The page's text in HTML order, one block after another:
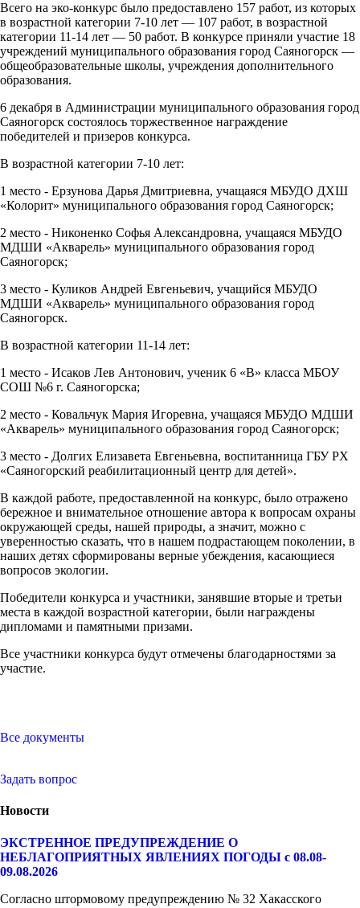
Вceгo на эко-конкурс было предоставлено 157 работ, из которых
в возрастной категории 7-10 лет — 107 работ, в возрастной
категории 11-14 лет — 50 работ. В конкурсе приняли участие 18
учреждений муниципального образования город Саяногорск —
общеобразовательные школы, учреждения дополнительного
образования.
6 декабря в Администрации муниципального образования город
Саяногорск состоялось торжественное награждение
победителей и призеров конкурса.
В возрастной категории 7-10 лет:
1 место - Ерзунова Дарья Дмитриевна, учащаяся МБУДО ДХШ
«Колорит» муниципального образования город Саяногорск;
2 место - Никоненко Софья Александровна, учащаяся МБУДО
МДШИ «Акварель» муниципального образования город
Саяногорск;
3 место - Куликов Андрей Евгеньевич, учащийся МБУДО
МДШИ «Акварель» муниципального образования город
Саяногорск.
В возрастной категории 11-14 лет:
1 место - Исаков Лев Антонович, ученик 6 «В» класса МБОУ
СОШ №6 г. Саяногорска;
2 место - Ковальчук Мария Игоревна, учащаяся МБУДО МДШИ
«Акварель» муниципального образования город Саяногорск;
3 место - Долгих Елизавета Евгеньевна, воспитанница ГБУ PX
«Саяногорский реабилитационный центр для детей».
В каждой работе, предоставленной на конкурс, было отражено
бережное и внимательное отношение автора к вопросам охраны
окружающей среды, нашей природы, а значит, можно с
уверенностью сказать, что в нашем подрастающем поколении, в
наших детях сформированы верные убеждения, касающиеся
вопросов экологии.
Победители конкурса и участники, занявшие вторые и третьи
места в каждой возрастной категории, были награждены
дипломами и памятными призами.
Все участники конкурса будут отмечены благодарностями за
участие.
Все документы
Задать вопрос
Новости
ЭКСТРЕННОЕ ПРЕДУПРЕЖДЕНИЕ О
НЕБЛАГОПРИЯТНЫХ ЯВЛЕНИЯХ ПОГОДЫ с 08.08-
09.08.2026
Согласно штормовому предупреждению № 32 Хакасского